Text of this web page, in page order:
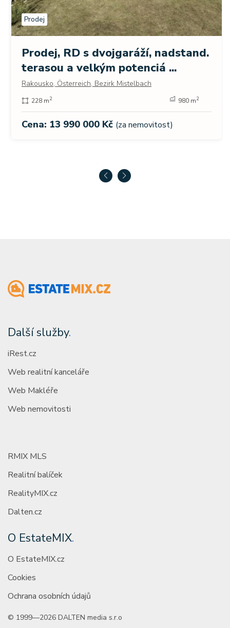
Prodej
Prodej, RD s dvojgaráží, nadstand.
terasou a velkým potenciá ...
Rakousko, Österreich, Bezirk Mistelbach
228 m2 980 m2
Cena: 13 990 000 Kč (za nemovitost)
Další služby.
iRest.cz
Web realitní kanceláře
Web Makléře
Web nemovitosti
RMIX MLS
Realitní balíček
RealityMIX.cz
Dalten.cz
O EstateMIX.
O EstateMIX.cz
Cookies
Ochrana osobních údajů
© 1999—2026 DALTEN media s.r.o